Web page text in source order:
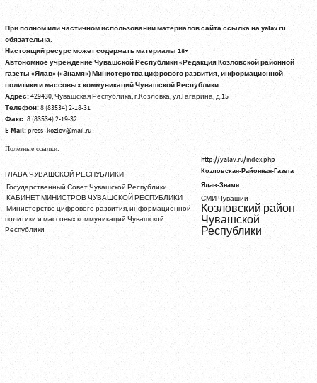
При полном или частичном использовании материалов сайта ссылка на yalav.ru
обязательна.
Настоящий ресурс может содержать материалы 18+
Автономное учреждение Чувашской Республики «Редакция Козловской районной
газеты «Ялав» («Знамя») Министерства цифрового развития, информационной
политики и массовых коммуникаций Чувашской Республики
Адрес:429430, Чувашская Республика, г.Козловка, ул.Гагарина, д.15
Телефон:8 (83534) 2-18-31
Факс:8 (83534) 2-19-32
E-Mail:press_kozlov@mail.ru
Полезные ссылки:
ГЛАВА ЧУВАШСКОЙ РЕСПУБЛИКИ
Государственный Совет Чувашской Республики
КАБИНЕТ МИНИСТРОВ ЧУВАШСКОЙ РЕСПУБЛИКИ
Министерство цифрового развития, информационной
политики и массовых коммуникаций Чувашской
Республики
http://yalav.ru/index.php
Козловская-Районная-Газета
Ялав-Знамя
СМИ Чувашии
Козловский район
Чувашской
Республики